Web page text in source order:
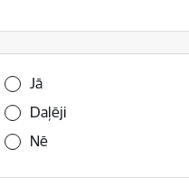
Vai šī informācija bija
Jā
Daļēji
Nē